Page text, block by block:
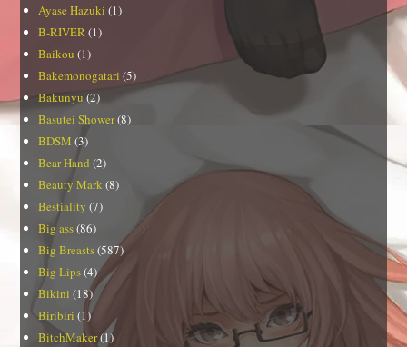
Ayase Hazuki (1)
B-RIVER (1)
Baikou (1)
Bakemonogatari (5)
Bakunyu(2)
Basutei Shower(8)
BDSM (3)
Bear Hand (2)
Beauty Mark (8)
Bestiality (7)
Big ass(86)
Big Breasts(587)
Big Lips(4)
Bikini (18)
Biribiri (1)
BitchMaker(1)